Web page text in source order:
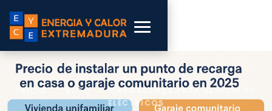
INICIO › BLOG › CARGADORES PARA VEHÍCULOS
ELÉCTRICOS